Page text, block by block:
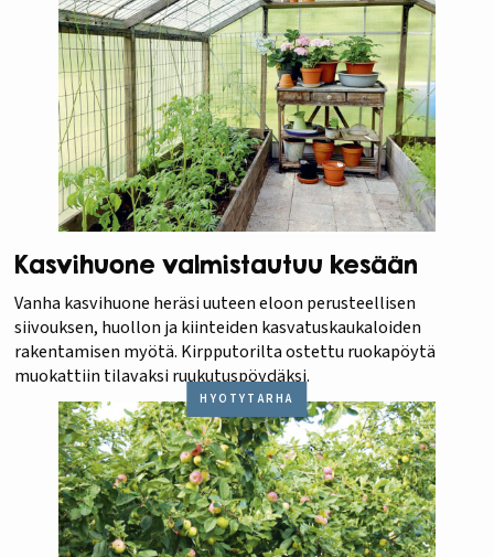
Kasvihuone valmistautuu kesään
Vanha kasvihuone heräsi uuteen eloon perusteellisen
siivouksen, huollon ja kiinteiden kasvatuskaukaloiden
rakentamisen myötä. Kirpputorilta ostettu ruokapöytä
muokattiin tilavaksi ruukutuspöydäksi.
HYÖTYTARHA